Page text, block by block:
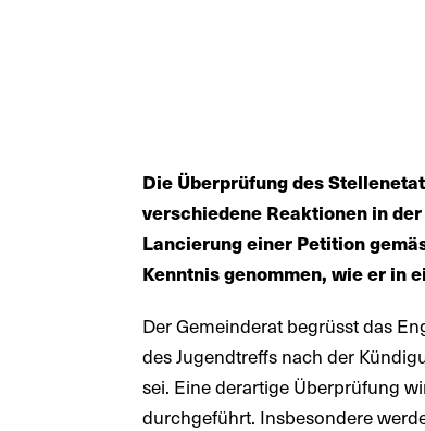
Die Überprüfung des
verschiedene Reaktionen in
Lancierung einer Petition
Kenntnis genommen, wie er in
Der Gemeinderat begrüsst das
des Jugendtreffs nach der
sei. Eine derartige Überprüfung
durchgeführt. Insbesondere